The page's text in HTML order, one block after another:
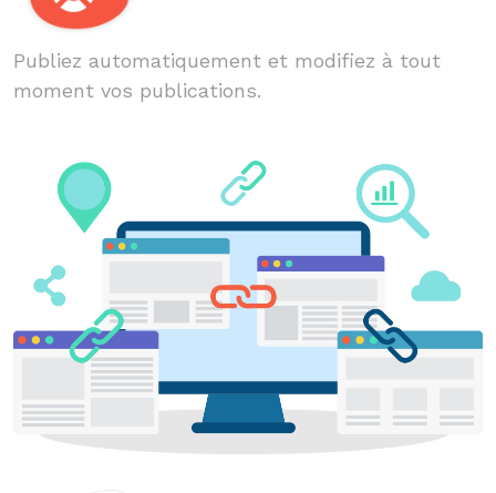
Publiez automatiquement et modifiez à tout
moment vos publications.